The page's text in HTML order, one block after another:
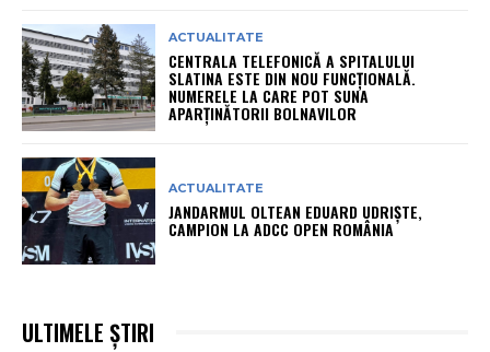
ACTUALITATE
CENTRALA TELEFONICĂ A SPITALULUI
SLATINA ESTE DIN NOU FUNCȚIONALĂ.
NUMERELE LA CARE POT SUNA
APARȚINĂTORII BOLNAVILOR
ACTUALITATE
JANDARMUL OLTEAN EDUARD UDRIȘTE,
CAMPION LA ADCC OPEN ROMÂNIA
ULTIMELE ȘTIRI